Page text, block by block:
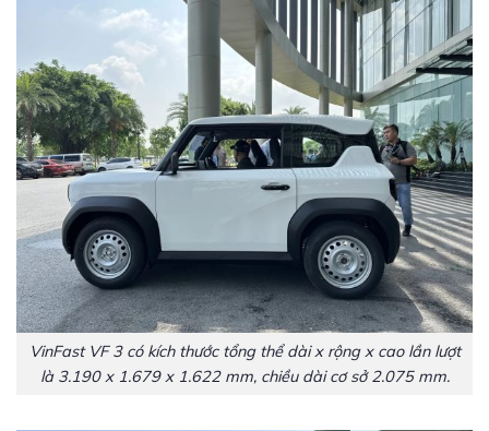
VinFast VF 3 có kích thước tổng thể dài x rộng x cao lần lượt
là 3.190 x 1.679 x 1.622 mm, chiều dài cơ sở 2.075 mm.